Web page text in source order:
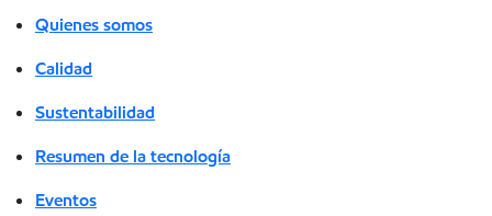
Quienes somos
Calidad
Sustentabilidad
Resumen de la tecnología
Eventos